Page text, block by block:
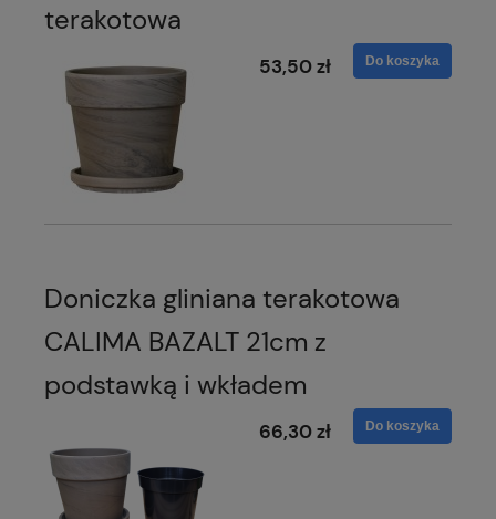
terakotowa
53,50 zł Do koszyka
Doniczka gliniana terakotowa
CALIMA BAZALT 21cm z
podstawką i wkładem
66,30 zł Do koszyka